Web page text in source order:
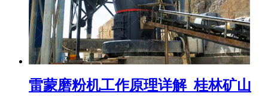
雷蒙磨粉机工作原理详解_桂林矿山